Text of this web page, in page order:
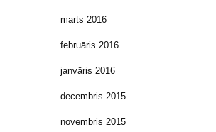
marts 2016
februāris 2016
janvāris 2016
decembris 2015
novembris 2015